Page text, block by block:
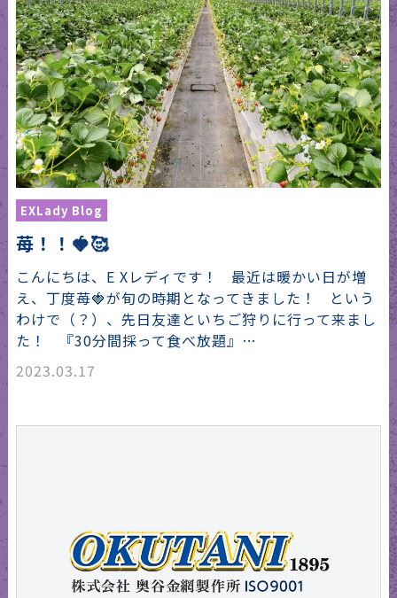
EXLady Blog
苺！！🍓🥰
こんにちは、E Xレディです！ 最近は暖かい日が増
え、丁度苺🍓が旬の時期となってきました！ という
わけで（？）、先日友達といちご狩りに行って来まし
た！ 『30分間採って食べ放題』…
2023.03.17